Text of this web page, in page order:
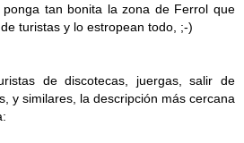
tan bonita la zona de Ferrol que
turistas y lo estropean todo, ;-)
de discotecas, juergas, salir de
y similares, la descripción más cercana